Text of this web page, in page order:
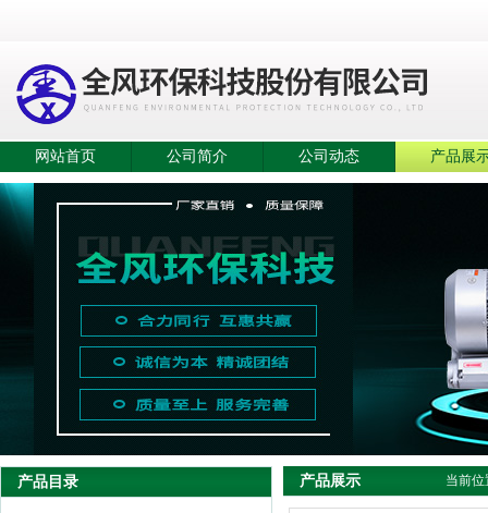
网站首页 公司简介 公司动态 产品展
产品目录 产品展示 当前位